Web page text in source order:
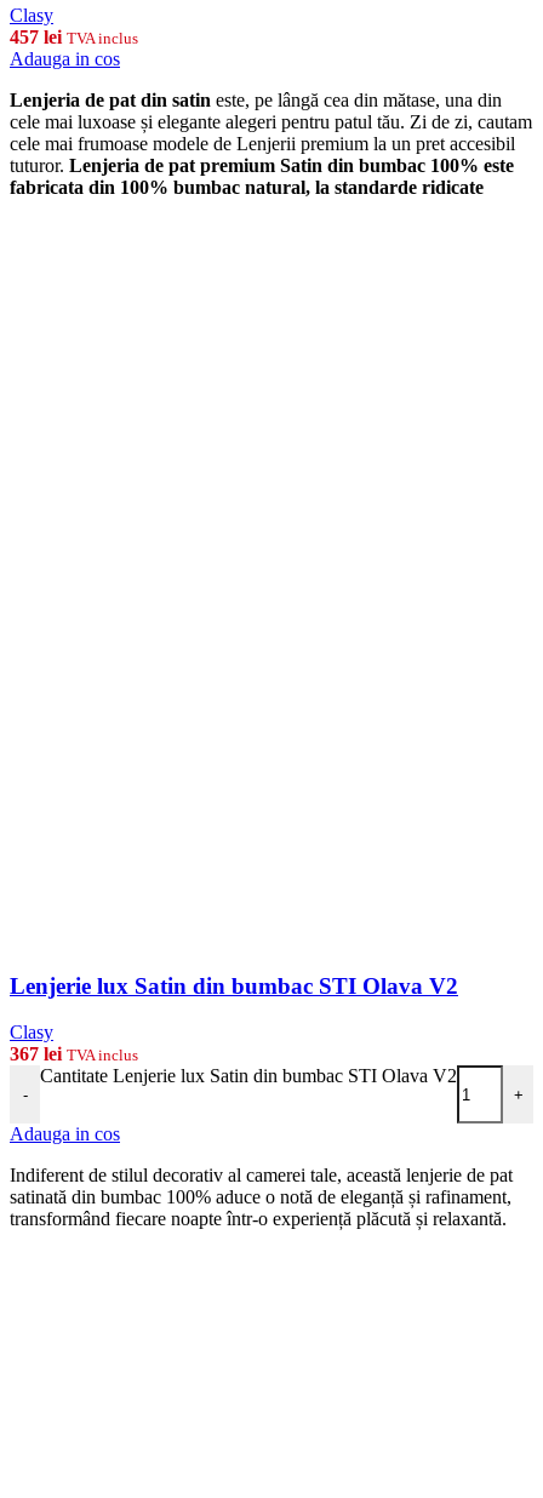
Clasy
457 lei TVA inclus
Adauga in cos
Lenjeria de pat din satin este, pe lângă cea din mătase, una din
cele mai luxoase și elegante alegeri pentru patul tău. Zi de zi, cautam
cele mai frumoase modele de Lenjerii premium la un pret accesibil
tuturor. Lenjeria de pat premium Satin din bumbac 100% este
fabricata din 100% bumbac natural, la standarde ridicate
Lenjerie lux Satin din bumbac STI Olava V2
Clasy
367 lei TVA inclus
-
Cantitate Lenjerie lux Satin din bumbac STI Olava V2
+
Adauga in cos
Indiferent de stilul decorativ al camerei tale, această lenjerie de pat
satinată din bumbac 100% aduce o notă de eleganță și rafinament,
transformând fiecare noapte într-o experiență plăcută și relaxantă.